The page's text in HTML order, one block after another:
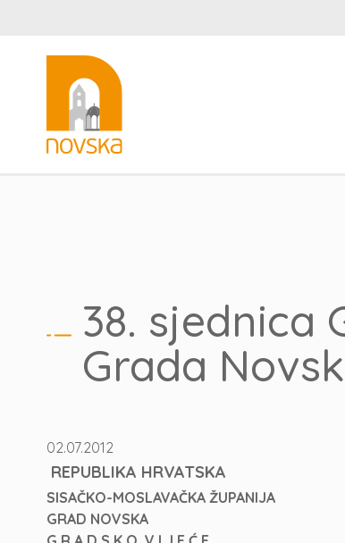
38. sjednica
Grada
02.07.2012
REPUBLIKA HRVATSKA
SISAČKO-MOSLAVAČKA ŽUPANIJA
GRAD NOVSKA